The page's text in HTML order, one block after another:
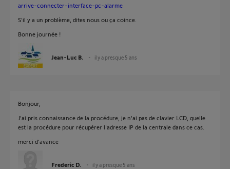
arrive-connecter-interface-pc-alarme
S'il y a un problème, dites nous ou ça coince.
Bonne journée !
Jean-Luc B. il y a presque 5 ans
Bonjour,
J'ai pris connaissance de la procédure, je n'ai pas de clavier LCD, quelle
est la procédure pour récupérer l'adresse IP de la centrale dans ce cas.
merci d'avance
Frederic D. il y a presque 5 ans